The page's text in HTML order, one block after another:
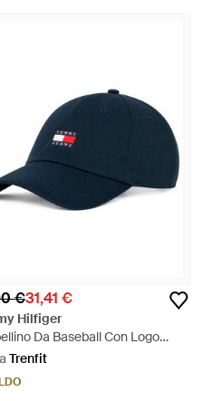
€31,41 €
Hilfiger
Da Baseball Con Logo
- Blu
Trenfit